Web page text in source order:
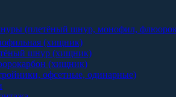
(плетёный шнур, монофил,
(хищник)
шнур (хищник)
(хищник)
офсетные, одинарные)